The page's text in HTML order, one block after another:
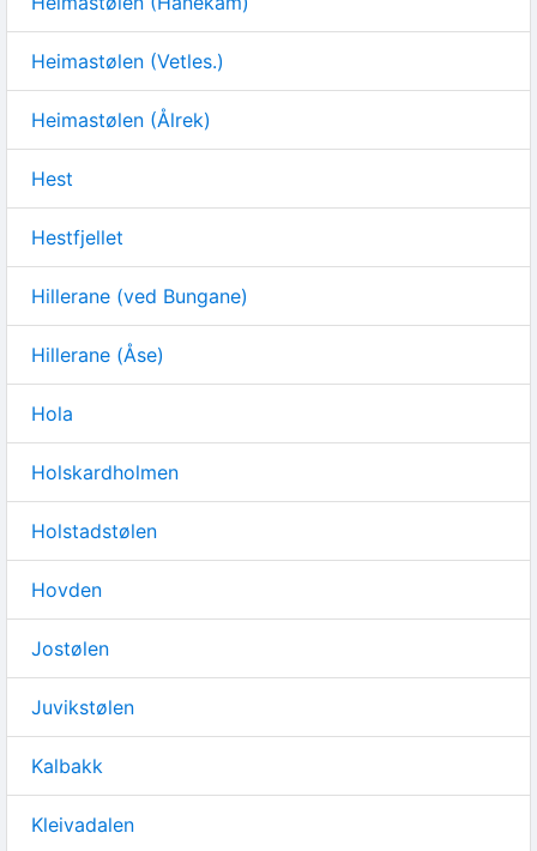
Heimastølen (Vetles.)
Heimastølen (Ålrek)
Hest
Hestfjellet
Hillerane (ved Bungane)
Hillerane (Åse)
Hola
Holskardholmen
Holstadstølen
Hovden
Jostølen
Juvikstølen
Kalbakk
Kleivadalen